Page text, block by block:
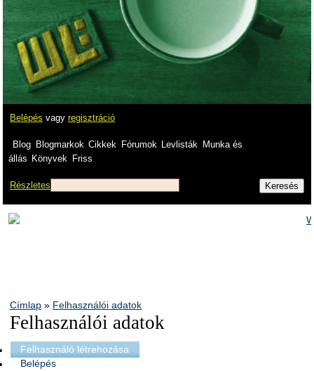
Belépés vagy regisztráció
Blog Blogmarkok Cikkek Fórumok Levlisták
Munka és
állás Könyvek Friss
Részletes
Címlap » Felhasználói adatok
Felhasználói adatok
Felhasználó létrehozása
Belépés